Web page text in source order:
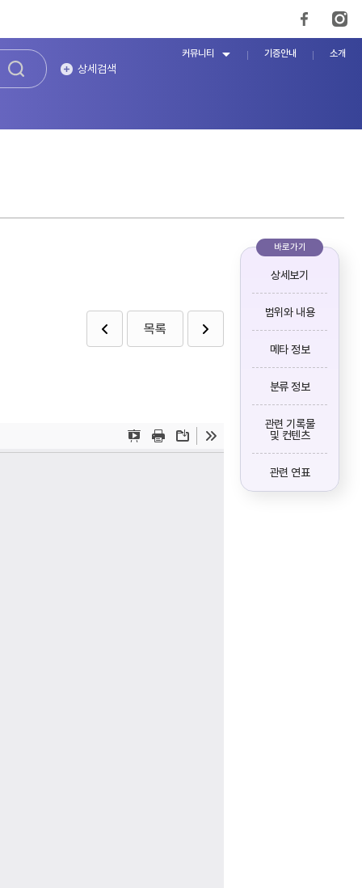
상세검색
커뮤니티 기증안내 소개
목록
바로가기
상세보기
범위와 내용
메타 정보
분류 정보
관련 기록물
및 컨텐츠
관련 연표